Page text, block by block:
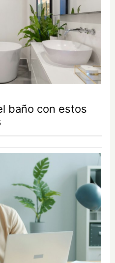
baño con estos